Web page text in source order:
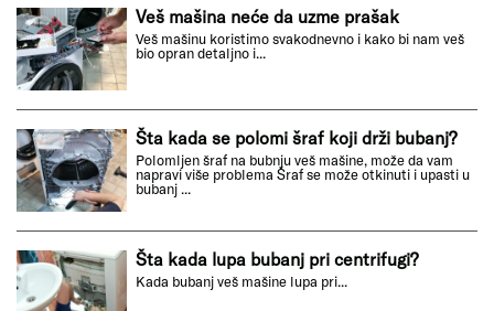
Veš mašina neće da uzme prašak
Veš mašinu koristimo svakodnevno i kako bi nam veš
bio opran detaljno i...
Šta kada se polomi šraf koji drži bubanj?
Polomljen šraf na bubnju veš mašine, može da vam
napravi više problema Šraf se može otkinuti i upasti u
bubanj ...
Šta kada lupa bubanj pri centrifugi?
Kada bubanj veš mašine lupa pri...